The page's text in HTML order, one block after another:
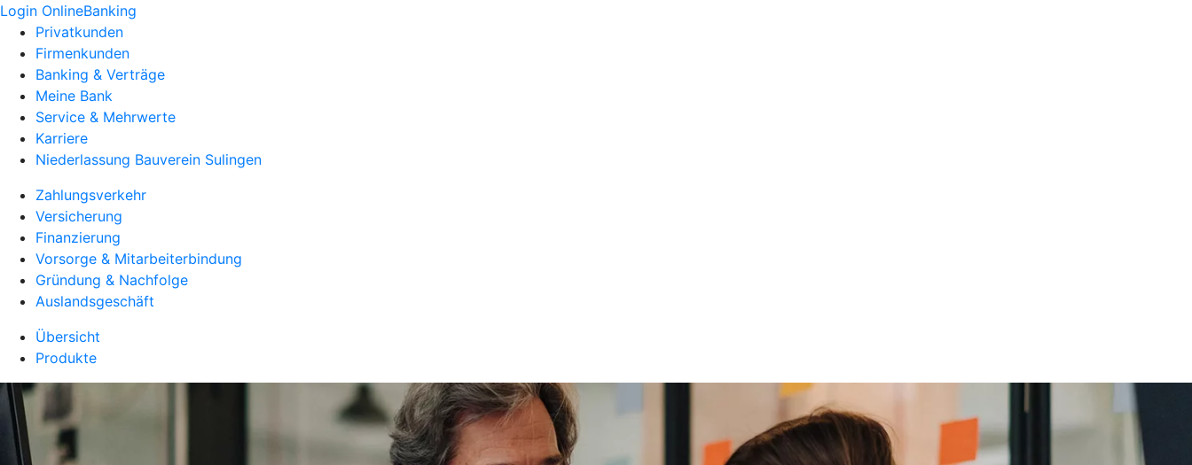
Login OnlineBanking
Privatkunden
Firmenkunden
Banking & Verträge
Meine Bank
Service & Mehrwerte
Karriere
Niederlassung Bauverein Sulingen
Zahlungsverkehr
Versicherung
Finanzierung
Vorsorge & Mitarbeiterbindung
Gründung & Nachfolge
Auslandsgeschäft
Übersicht
Produkte